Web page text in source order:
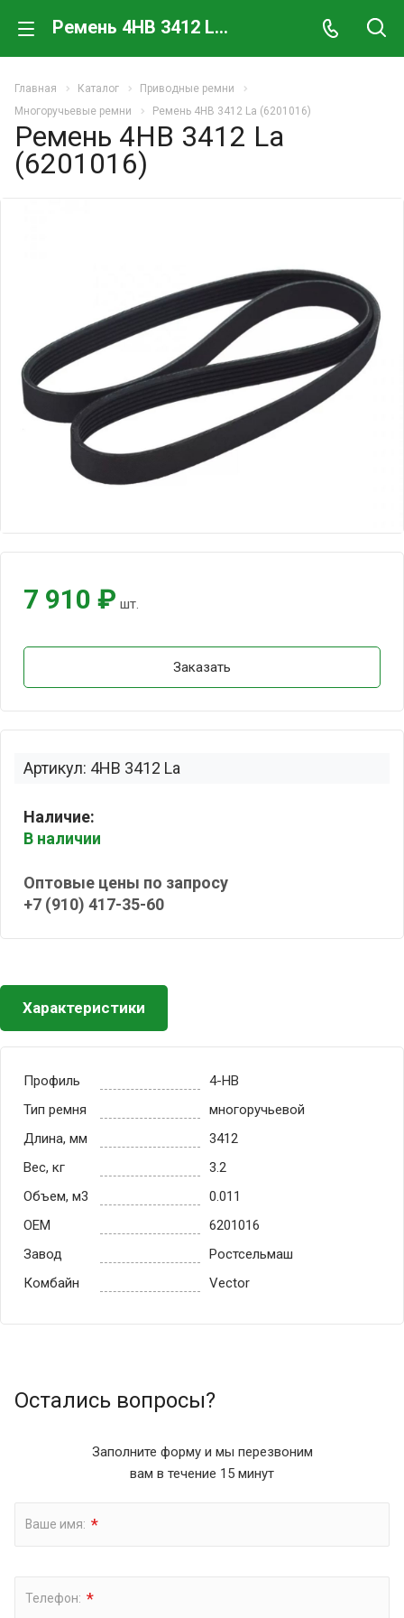
Ремень 4HB 3412 La (6201016)
Главная Каталог
Приводные ремни
Многоручьевые ремни
Ремень 4HB 3412 La (6201016)
Ремень 4HB 3412 La
(6201016)
Артикул: 4HB 3412 La
Наличие:
В наличии
Оптовые цены по запросу
+7 (910) 417-35-60
7 910 ₽ шт.
Заказать
Характеристики
Профиль
4-HB
Тип ремня
многоручьевой
Длина, мм
3412
Вес, кг
3.2
Объем, м3
0.011
OEM
6201016
Завод
Ростсельмаш
Комбайн
Vector
Остались вопросы?
Заполните форму и мы перезвоним
вам в течение 15 минут
Ваше имя: *
Телефон: *